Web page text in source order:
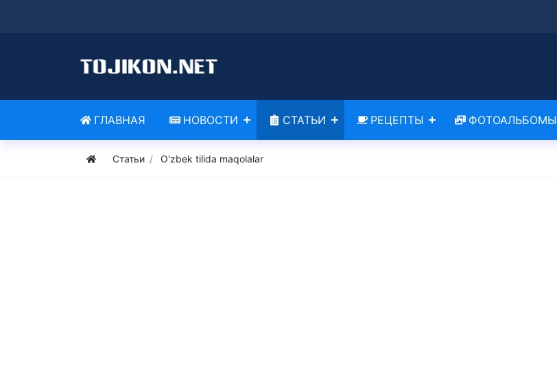
ГЛАВНАЯ НОВОСТИ СТАТЬИ РЕЦЕПТЫ ФОТОАЛЬБОМЫ
Статьи O'zbek tilida maqolalar